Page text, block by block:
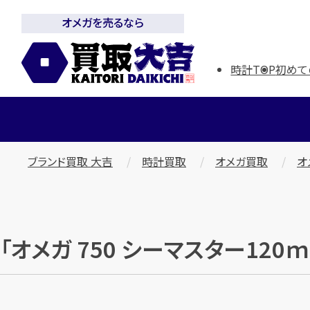
オメガを売るなら
時計TOP初め
ブランド買取 大吉 時計買取 オメガ買取
「オメガ 750 シーマスター120